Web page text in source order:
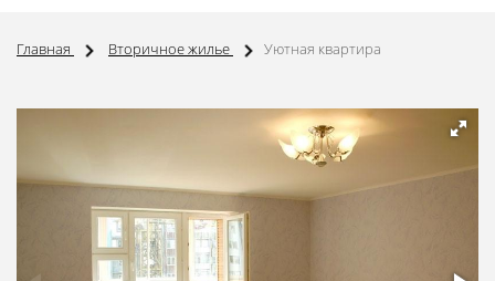
Главная Вторичное жилье Уютная квартира